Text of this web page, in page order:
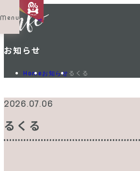
Menu Shop List
お知らせ
Home お知らせ るくる
2026.07.06
るくる